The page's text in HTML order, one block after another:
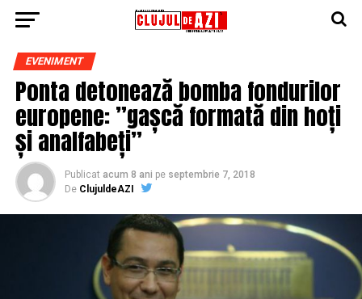
EVENIMENT
Ponta detonează bomba fondurilor
europene: ”gașcă formată din hoți
și analfabeți”
Publicat acum 8 ani pe septembrie 7, 2018
De ClujuldeAZI